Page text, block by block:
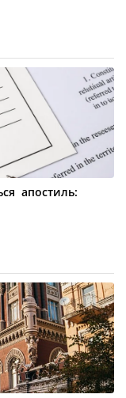
апостиль: